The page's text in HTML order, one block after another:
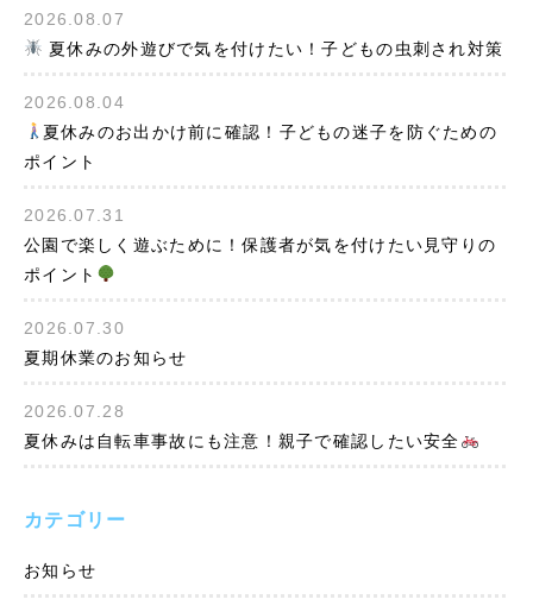
2026.08.07
夏休みの外遊びで気を付けたい！子どもの虫刺され対策
2026.08.04
夏休みのお出かけ前に確認！子どもの迷子を防ぐための
ポイント
2026.07.31
公園で楽しく遊ぶために！保護者が気を付けたい見守りの
ポイント
2026.07.30
夏期休業のお知らせ
2026.07.28
夏休みは自転車事故にも注意！親子で確認したい安全
カテゴリー
お知らせ